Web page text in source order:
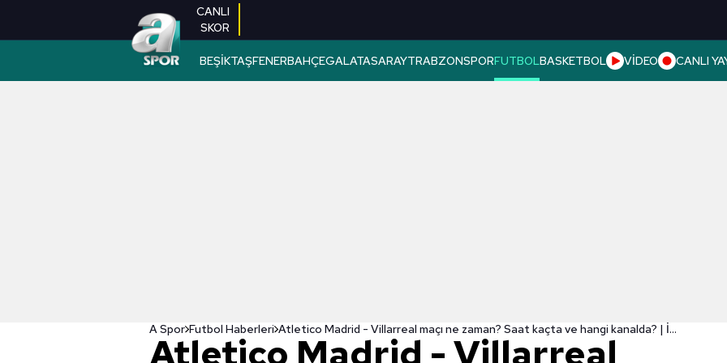
CANLI
SKOR
BEŞİKTAŞFENERBAHÇEGALATASARAYTRABZONSPORFUTBOLBASKETBOL VİDEO CANLI
A Spor Futbol Haberleri Atletico Madrid - Villarreal maçı ne zaman? Saat kaçta ve hangi kanalda? | İspanya La Liga
Atletico Madrid - Villarreal